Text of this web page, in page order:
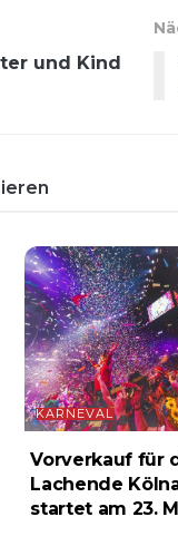
und Kind
KARNEVAL
Vorverkauf für
Lachende
startet am 23.